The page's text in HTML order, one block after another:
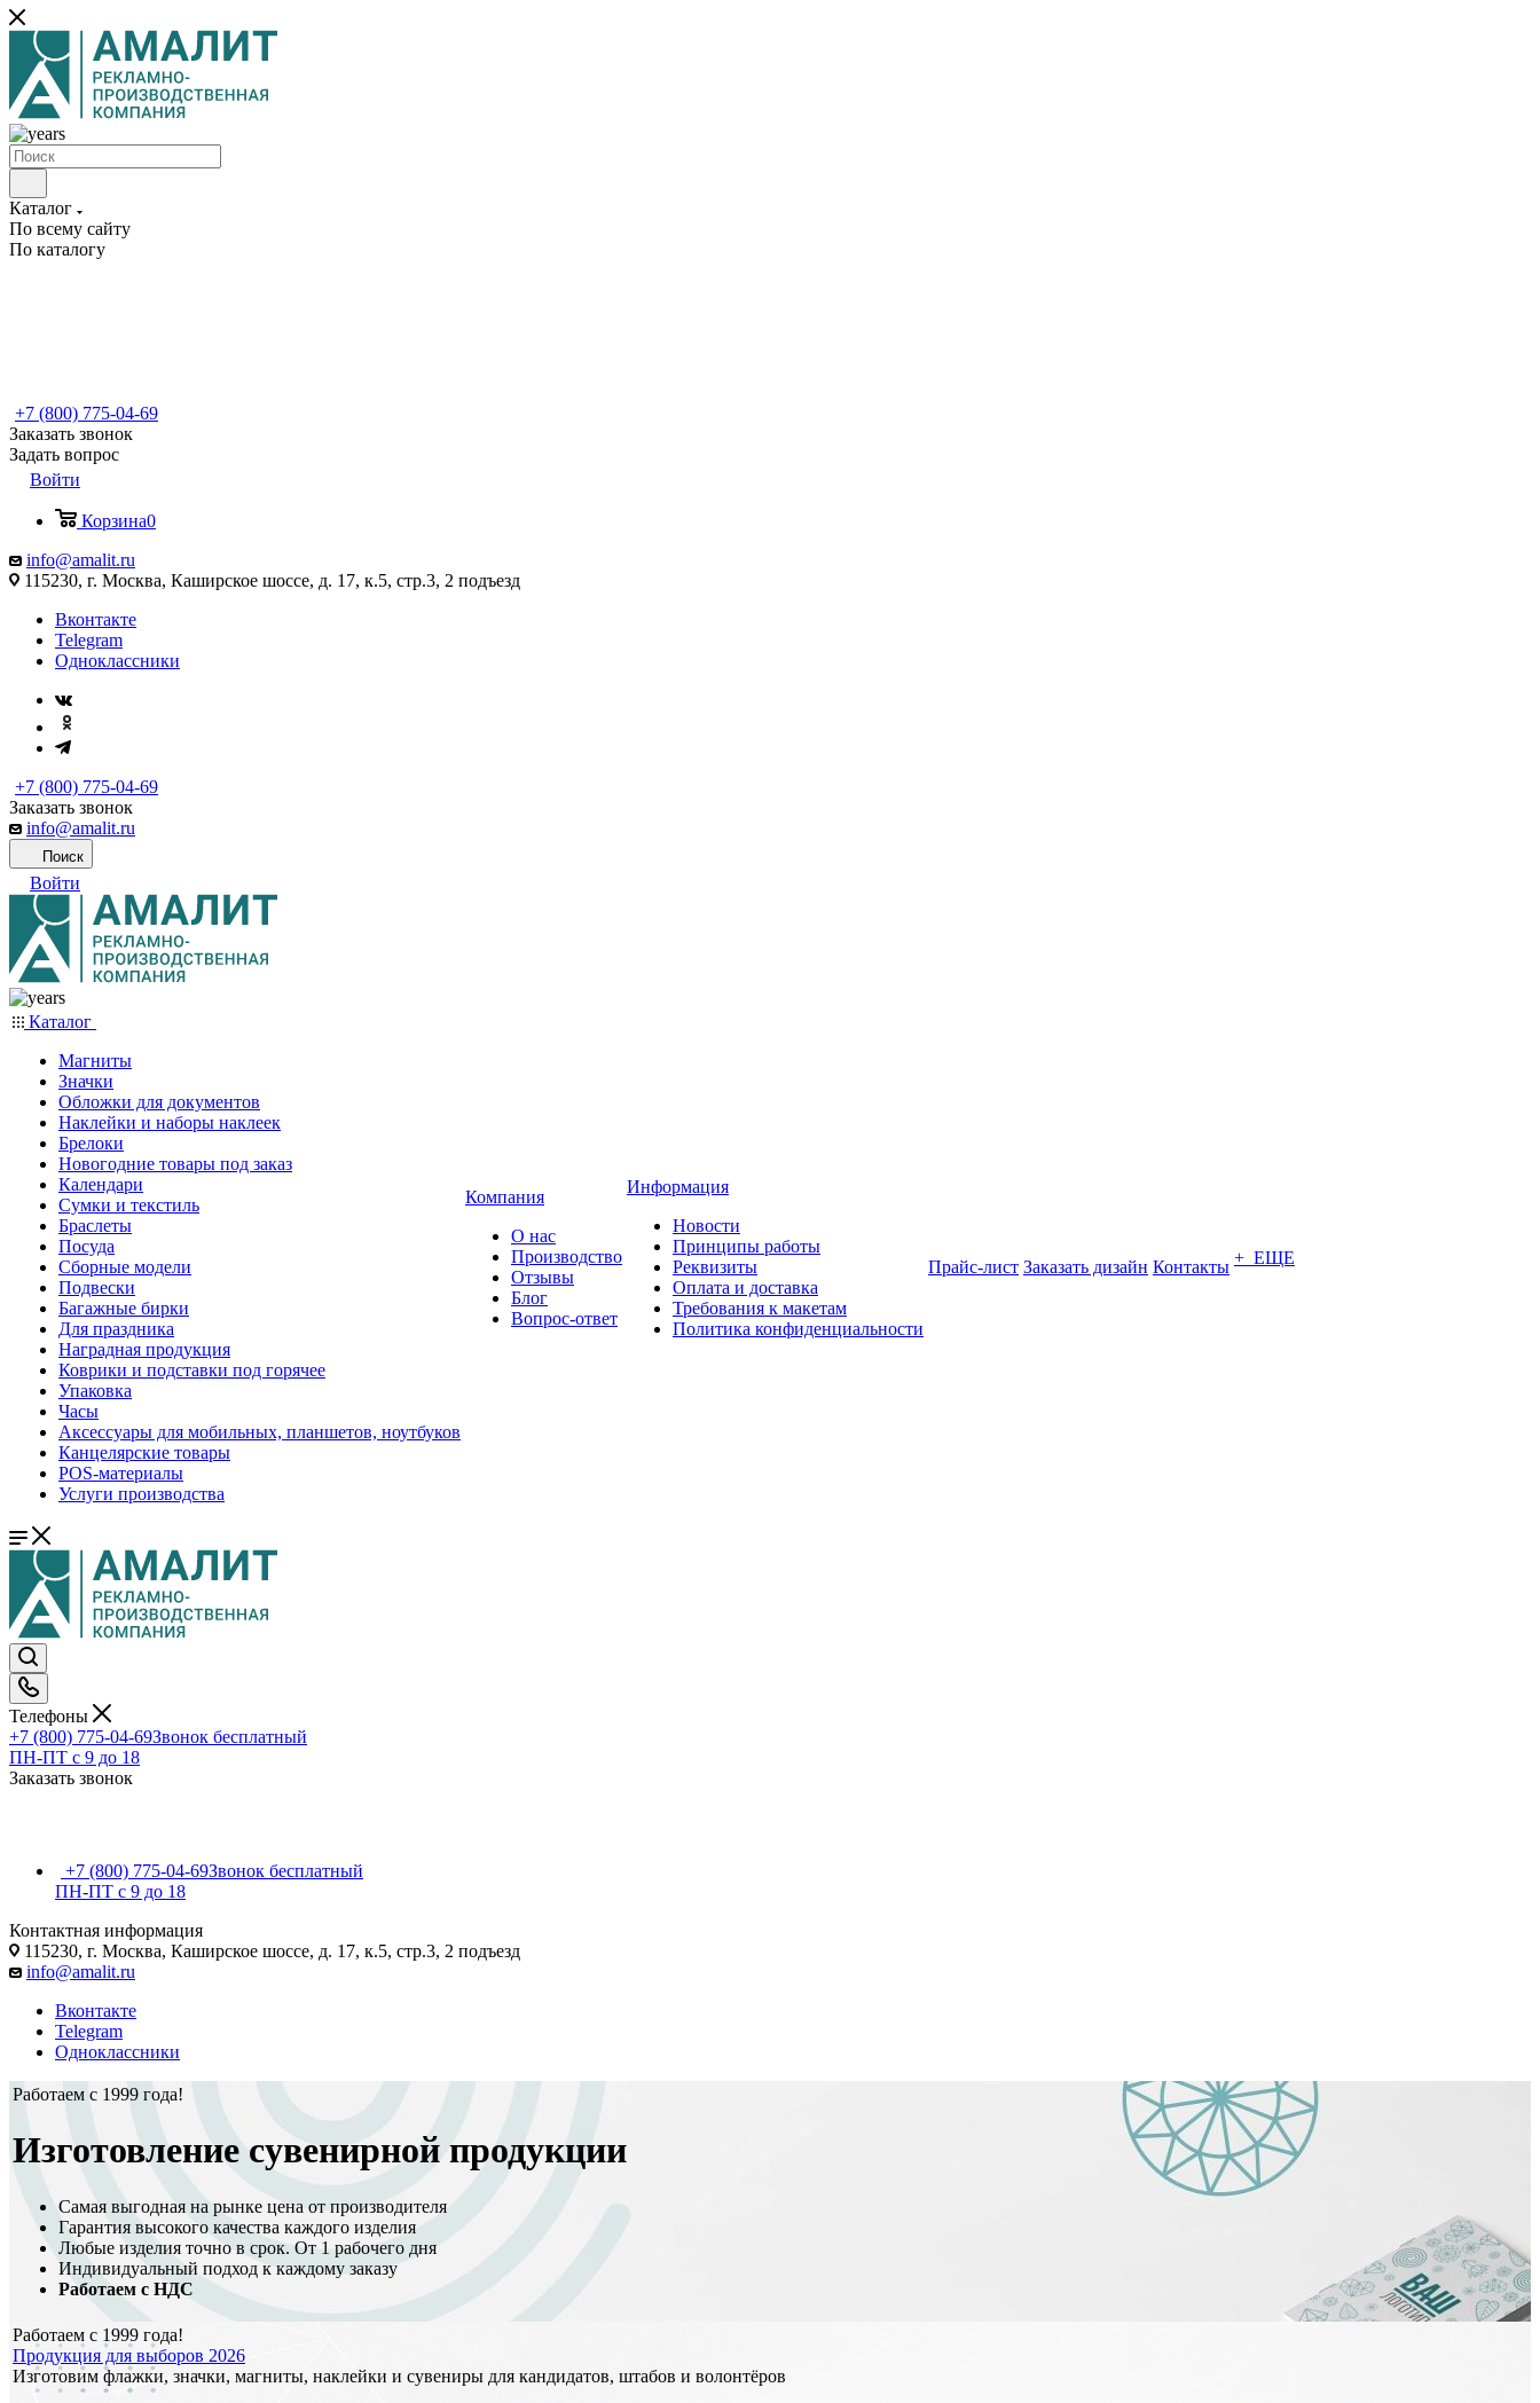
Каталог
По всему сайту
По каталогу
+7 (800) 775-04-69
Заказать звонок
Задать вопрос
Войти
Корзина0
info@amalit.ru
115230, г. Москва, Каширское шоссе, д. 17, к.5, стр.3, 2 подъезд
Вконтакте
Telegram
Одноклассники
+7 (800) 775-04-69
Заказать звонок
info@amalit.ru
Поиск
Войти
Каталог
Магниты
Значки
Обложки для документов
Наклейки и наборы наклеек
Брелоки
Новогодние товары под заказ
Календари
Сумки и текстиль
Браслеты
Посуда
Сборные модели
Подвески
Багажные бирки
Для праздника
Наградная продукция
Коврики и подставки под горячее
Упаковка
Часы
Аксессуары для мобильных, планшетов, ноутбуков
Канцелярские товары
POS-материалы
Услуги производства
Компания
О нас
Производство
Отзывы
Блог
Вопрос-ответ
Информация
Новости
Принципы работы
Реквизиты
Оплата и доставка
Требования к макетам
Политика конфиденциальности
Прайс-лист Заказать дизайн Контакты + ЕЩЕ
Телефоны
+7 (800) 775-04-69Звонок бесплатный
ПН-ПТ c 9 до 18
Заказать звонок
+7 (800) 775-04-69Звонок бесплатный
ПН-ПТ c 9 до 18
Контактная информация
115230, г. Москва, Каширское шоссе, д. 17, к.5, стр.3, 2 подъезд
info@amalit.ru
Вконтакте
Telegram
Одноклассники
Работаем с 1999 года!
Изготовление сувенирной продукции
Самая выгодная на рынке цена от производителя
Гарантия высокого качества каждого изделия
Любые изделия точно в срок. От 1 рабочего дня
Индивидуальный подход к каждому заказу
Работаем с НДС
Работаем с 1999 года!
Продукция для выборов 2026
Изготовим флажки, значки, магниты, наклейки и сувениры для кандидатов, штабов и волонтёров